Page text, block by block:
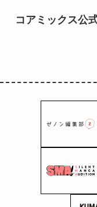
コアミックス公